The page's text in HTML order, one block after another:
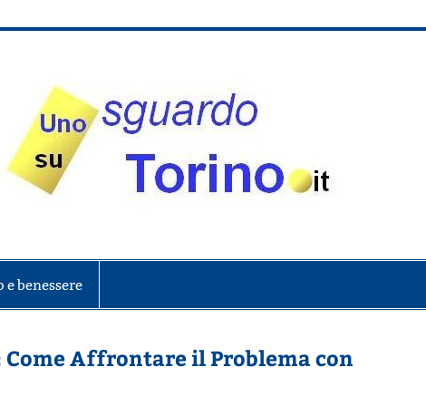
e benessere
Affrontare il Problema con